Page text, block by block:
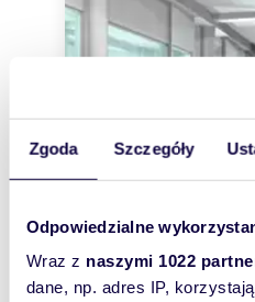
Zgoda Szczegóły
Odpowiedzialne
Wraz z naszymi 1022
dane, np. adres IP,